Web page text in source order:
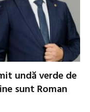
undă verde de
sunt Roman